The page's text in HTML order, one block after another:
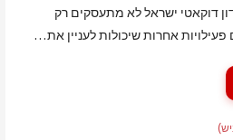
דוקאטי ישראל לא מתעסקים רק
אחרות שיכולות לעניין את…